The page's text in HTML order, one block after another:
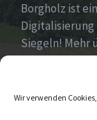
Wir verwenden
Borgholz ist
Digitalisierung
Siegeln! Mehr
gibt es unter
https://